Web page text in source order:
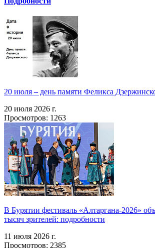
20 июля – день памяти Феликса
20 июля 2026 г.
Просмотров: 1263
В Бурятии фестиваль «Алтаргана-2026»
тысяч зрителей: подробности
11 июля 2026 г.
Просмотров: 2385